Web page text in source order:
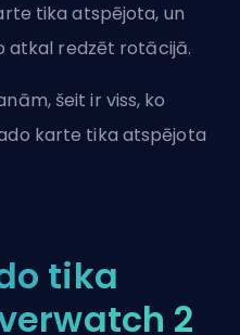
tika atspējota, un
atkal redzēt rotācijā.
šeit ir viss, ko
karte tika atspējota
tika
2